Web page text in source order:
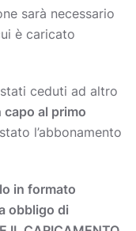
sarà necessario
è caricato
ceduti ad altro
capo al primo
l’abbonamento
in formato
obbligo di